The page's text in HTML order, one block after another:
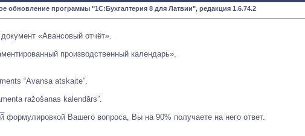
обновление программы "1С:Бухгалтерия 8 для Латвии", редакция 1.6.74.2
«Авансовый отчёт».
производственный календарь».
“Avansa atskaite”.
ražošanas kalendārs”.
формулировкой Вашего вопроса, Вы на 90% получаете на него ответ.